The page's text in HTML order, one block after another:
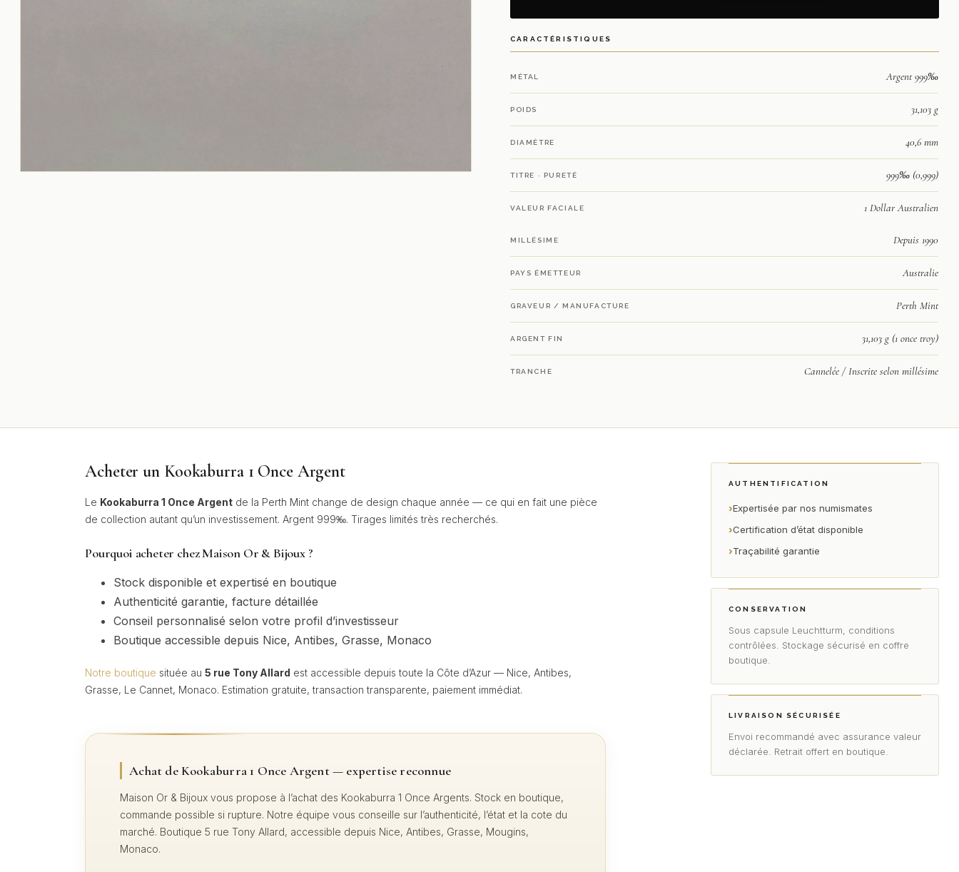
CARACTÉRISTIQUES
MÉTAL Argent 999‰
POIDS 31,103 g
DIAMÈTRE 40,6 mm
TITRE · PURETÉ 999‰ (0,999)
VALEUR FACIALE 1 Dollar Australien
MILLÉSIME Depuis 1990
PAYS ÉMETTEUR Australie
GRAVEUR / MANUFACTURE Perth Mint
ARGENT FIN 31,103 g (1 once troy)
TRANCHE Cannelée / Inscrite selon millésime
Acheter un Kookaburra 1 Once Argent
Le Kookaburra 1 Once Argent de la Perth Mint change de design chaque année — ce qui en fait une pièce
de collection autant qu’un investissement. Argent 999‰. Tirages limités très recherchés.
Pourquoi acheter chez Maison Or & Bijoux ?
Stock disponible et expertisé en boutique
Authenticité garantie, facture détaillée
Conseil personnalisé selon votre profil d’investisseur
Boutique accessible depuis Nice, Antibes, Grasse, Monaco
Notre boutique située au5 rue Tony Allard est accessible depuis toute la Côte d’Azur — Nice, Antibes,
Grasse, Le Cannet, Monaco. Estimation gratuite, transaction transparente, paiement immédiat.
Achat de Kookaburra 1 Once Argent — expertise reconnue
Maison Or & Bijoux vous propose à l’achat des Kookaburra 1 Once Argents. Stock en boutique,
commande possible si rupture. Notre équipe vous conseille sur l’authenticité, l’état et la cote du
marché. Boutique 5 rue Tony Allard, accessible depuis Nice, Antibes, Grasse, Mougins,
Monaco.
AUTHENTIFICATION
›Expertisée par nos numismates
›Certification d’état disponible
›Traçabilité garantie
CONSERVATION
Sous capsule Leuchtturm, conditions
contrôlées. Stockage sécurisé en coffre
boutique.
LIVRAISON SÉCURISÉE
Envoi recommandé avec assurance valeur
déclarée. Retrait offert en boutique.